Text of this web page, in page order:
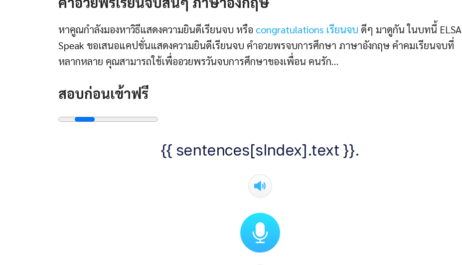
หาคูณกำลังมองหาวิธีแสดงความยินดีเรียนจบ หรือ congratulations เรียนจบ ดีๆ มาดูกัน ในบทนี้ ELSA
Speak ขอเสนอแคปชั่นแสดงความยินดีเรียนจบ คําอวยพรจบการศึกษา ภาษาอังกฤษ คำคมเรียนจบที่
หลากหลาย คุณสามารถใช้เพื่ออวยพรวันจบการศึกษาของเพื่อน คนรัก…
สอบก่อนเข้าฟรี
{{ sentences[sIndex].text }}.